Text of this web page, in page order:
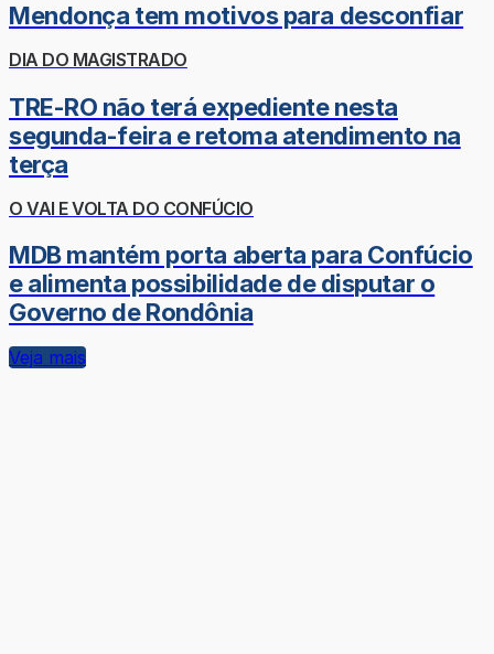
Mendonça tem motivos para desconfiar
DIA DO MAGISTRADO
TRE-RO não terá expediente nesta
segunda-feira e retoma atendimento na
terça
O VAI E VOLTA DO CONFÚCIO
MDB mantém porta aberta para Confúcio
e alimenta possibilidade de disputar o
Governo de Rondônia
Veja mais